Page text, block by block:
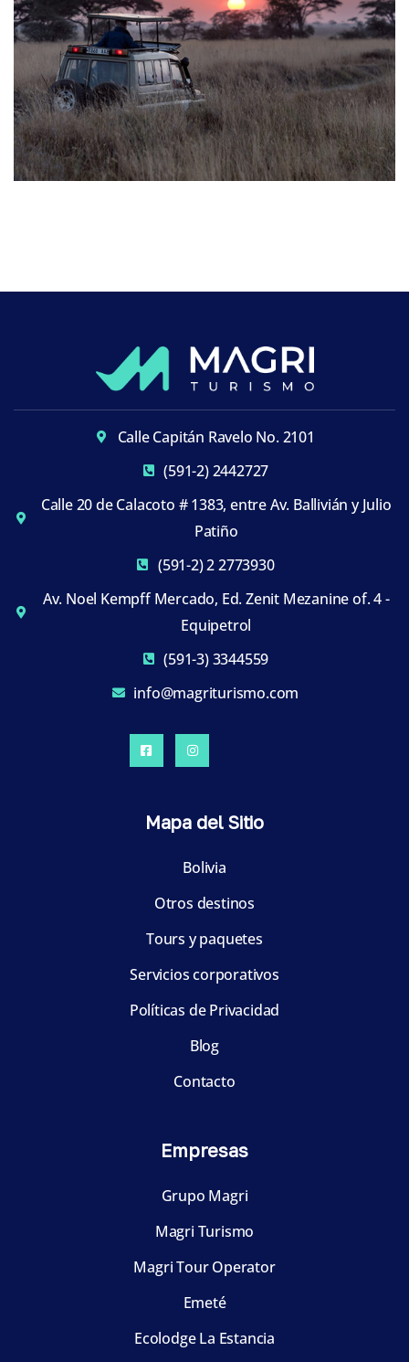
África
Calle Capitán Ravelo No. 2101
(591-2) 2442727
Calle 20 de Calacoto # 1383, entre Av. Ballivián y Julio
Patiño
(591-2) 2 2773930
Av. Noel Kempff Mercado, Ed. Zenit Mezanine of. 4 -
Equipetrol
(591-3) 3344559
info@magriturismo.com
Mapa del Sitio
Bolivia
Otros destinos
Tours y paquetes
Servicios corporativos
Políticas de Privacidad
Blog
Contacto
Empresas
Grupo Magri
Magri Turismo
Magri Tour Operator
Emeté
Ecolodge La Estancia